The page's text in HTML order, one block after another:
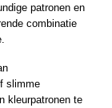
patronen en
combinatie
slimme
kleurpatronen te